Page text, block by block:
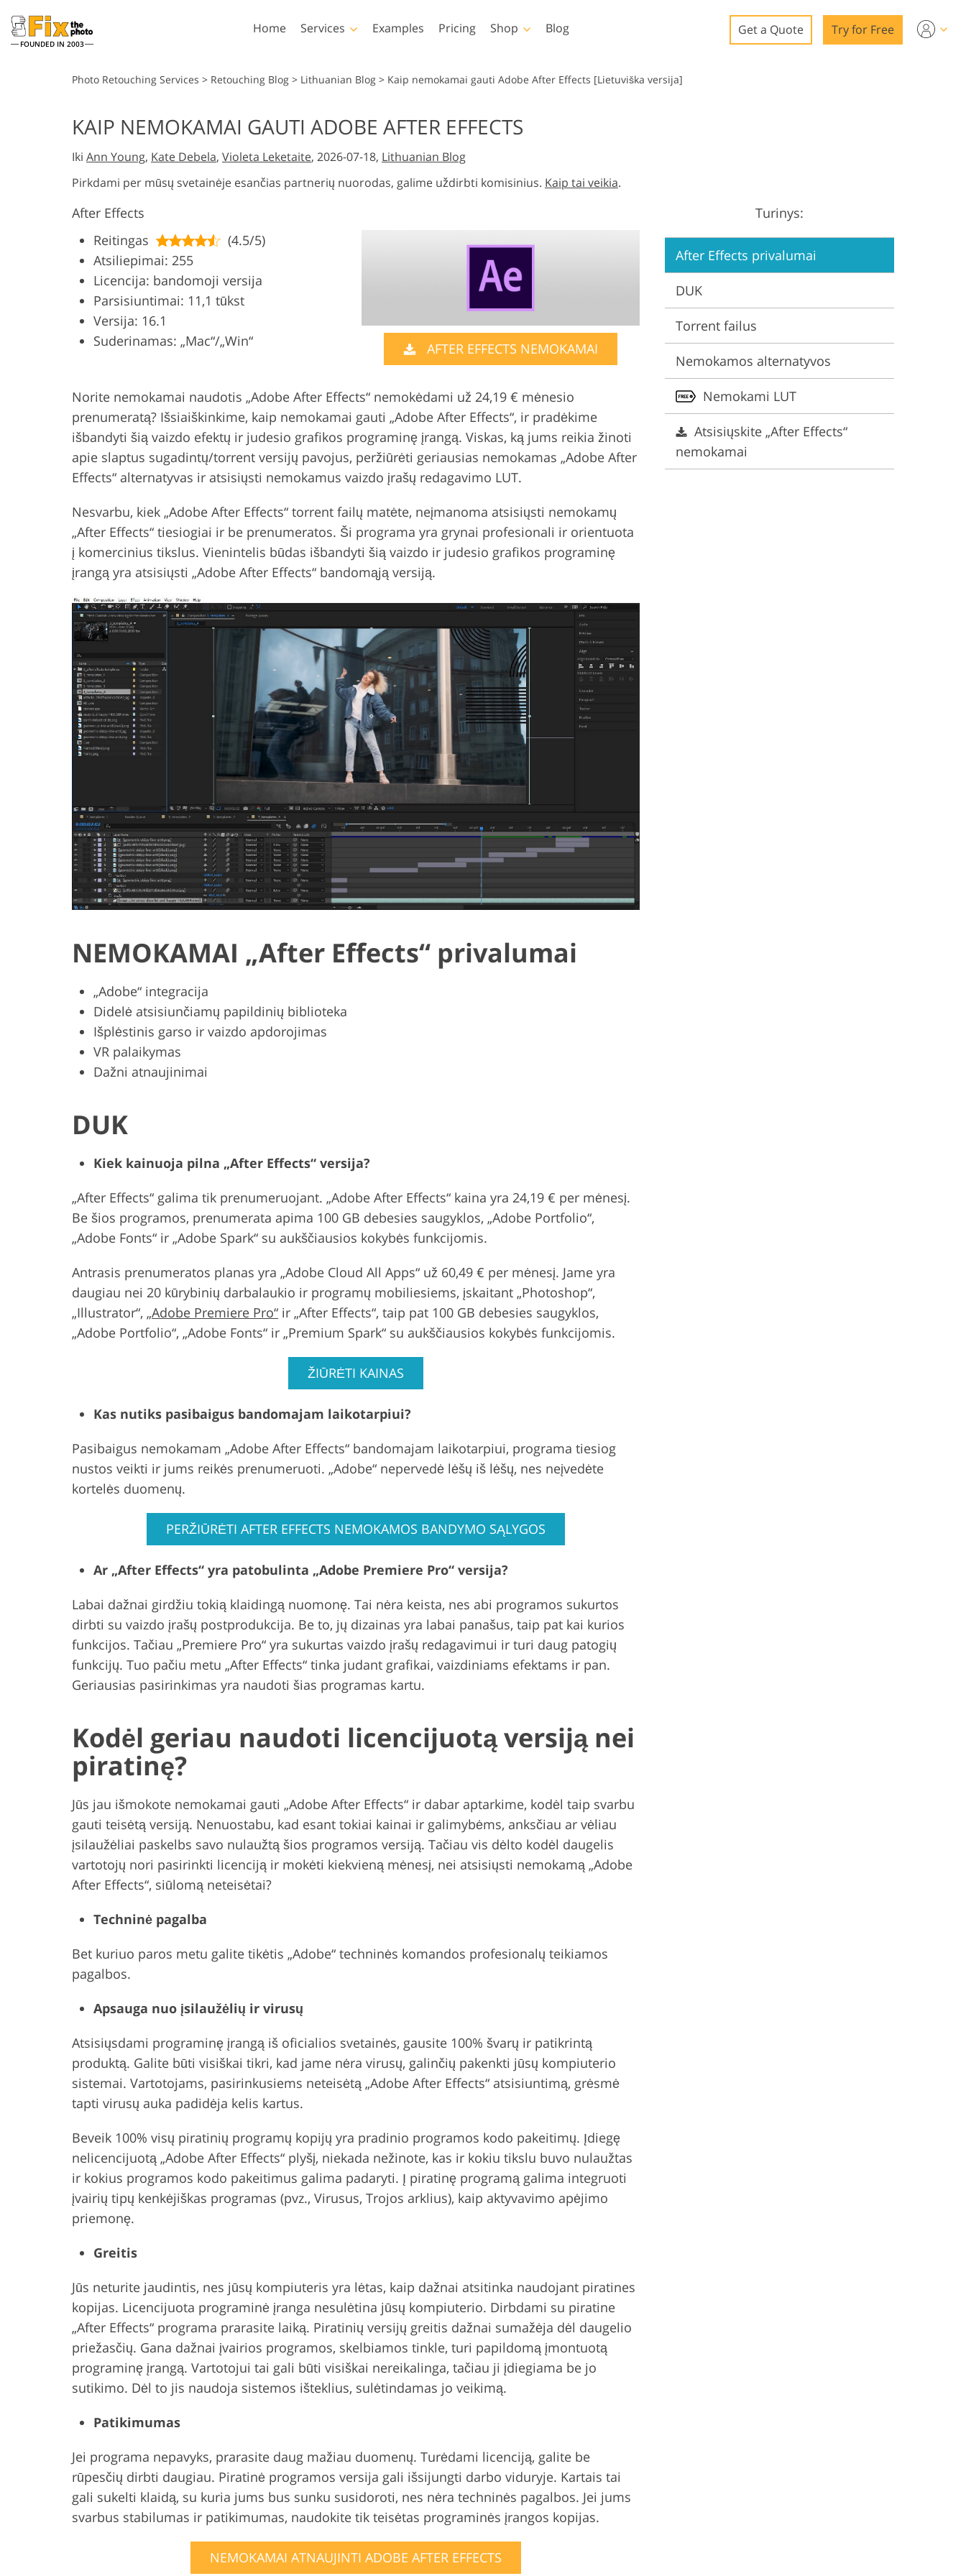
FOUNDED IN 2003
Home Services
Wedding Photo Editing Photo Manipulation
Product Photo Editing AI Training Data Video Editing Services
Examples Pricing Shop
Lightroom
Lightroom Presets
Entire LR Preset
Collections
Mobile Collection
Photoshop
Photoshop Actions
Photoshop Brushes
Photoshop Overlays
Photoshop Textures
Templates
All Templates
Marketing Templates
Valentine’s Day Cards
Wedding Invitations
Video
Blog Get a Quote Try for Free
Photo Retouching Services > Retouching Blog > Lithuanian Blog > Kaip nemokamai gauti Adobe After Effects [Lietuviška versija]
KAIP NEMOKAMAI GAUTI ADOBE AFTER EFFECTS
Iki Ann Young, Kate Debela, Violeta Leketaite, 2026-07-18, Lithuanian Blog
Pirkdami per mūsų svetainėje esančias partnerių nuorodas, galime uždirbti komisinius. Kaip tai veikia.
After Effects
Reitingas
(4.5/5)
Atsiliepimai: 255
Licencija: bandomoji versija
Parsisiuntimai: 11,1 tūkst
Versija: 16.1
Suderinamas: „Mac“/„Win“
AFTER EFFECTS NEMOKAMAI
Norite nemokamai naudotis „Adobe After Effects“ nemokėdami už 24,19 € mėnesio
prenumeratą? Išsiaiškinkime, kaip nemokamai gauti „Adobe After Effects“, ir pradėkime
išbandyti šią vaizdo efektų ir judesio grafikos programinę įrangą. Viskas, ką jums reikia žinoti
apie slaptus sugadintų/torrent versijų pavojus, peržiūrėti geriausias nemokamas „Adobe After
Effects“ alternatyvas ir atsisiųsti nemokamus vaizdo įrašų redagavimo LUT.
Nesvarbu, kiek „Adobe After Effects“ torrent failų matėte, neįmanoma atsisiųsti nemokamų
„After Effects“ tiesiogiai ir be prenumeratos. Ši programa yra grynai profesionali ir orientuota
į komercinius tikslus. Vienintelis būdas išbandyti šią vaizdo ir judesio grafikos programinę
įrangą yra atsisiųsti „Adobe After Effects“ bandomąją versiją.
NEMOKAMAI „After Effects“ privalumai
„Adobe“ integracija
Didelė atsisiunčiamų papildinių biblioteka
Išplėstinis garso ir vaizdo apdorojimas
VR palaikymas
Dažni atnaujinimai
DUK
Kiek kainuoja pilna „After Effects“ versija?
„After Effects“ galima tik prenumeruojant. „Adobe After Effects“ kaina yra 24,19 € per mėnesį.
Be šios programos, prenumerata apima 100 GB debesies saugyklos, „Adobe Portfolio“,
„Adobe Fonts“ ir „Adobe Spark“ su aukščiausios kokybės funkcijomis.
Antrasis prenumeratos planas yra „Adobe Cloud All Apps“ už 60,49 € per mėnesį. Jame yra
daugiau nei 20 kūrybinių darbalaukio ir programų mobiliesiems, įskaitant „Photoshop“,
„Illustrator“, „Adobe Premiere Pro“ ir „After Effects“, taip pat 100 GB debesies saugyklos,
„Adobe Portfolio“, „Adobe Fonts“ ir „Premium Spark“ su aukščiausios kokybės funkcijomis.
ŽIŪRĖTI KAINAS
Kas nutiks pasibaigus bandomajam laikotarpiui?
Pasibaigus nemokamam „Adobe After Effects“ bandomajam laikotarpiui, programa tiesiog
nustos veikti ir jums reikės prenumeruoti. „Adobe“ nepervedė lėšų iš lėšų, nes neįvedėte
kortelės duomenų.
PERŽIŪRĖTI AFTER EFFECTS NEMOKAMOS BANDYMO SĄLYGOS
Ar „After Effects“ yra patobulinta „Adobe Premiere Pro“ versija?
Labai dažnai girdžiu tokią klaidingą nuomonę. Tai nėra keista, nes abi programos sukurtos
dirbti su vaizdo įrašų postprodukcija. Be to, jų dizainas yra labai panašus, taip pat kai kurios
funkcijos. Tačiau „Premiere Pro“ yra sukurtas vaizdo įrašų redagavimui ir turi daug patogių
funkcijų. Tuo pačiu metu „After Effects“ tinka judant grafikai, vaizdiniams efektams ir pan.
Geriausias pasirinkimas yra naudoti šias programas kartu.
Kodėl geriau naudoti licencijuotą versiją nei
piratinę?
Jūs jau išmokote nemokamai gauti „Adobe After Effects“ ir dabar aptarkime, kodėl taip svarbu
gauti teisėtą versiją. Nenuostabu, kad esant tokiai kainai ir galimybėms, anksčiau ar vėliau
įsilaužėliai paskelbs savo nulaužtą šios programos versiją. Tačiau vis dėlto kodėl daugelis
vartotojų nori pasirinkti licenciją ir mokėti kiekvieną mėnesį, nei atsisiųsti nemokamą „Adobe
After Effects“, siūlomą neteisėtai?
Techninė pagalba
Bet kuriuo paros metu galite tikėtis „Adobe“ techninės komandos profesionalų teikiamos
pagalbos.
Apsauga nuo įsilaužėlių ir virusų
Atsisiųsdami programinę įrangą iš oficialios svetainės, gausite 100% švarų ir patikrintą
produktą. Galite būti visiškai tikri, kad jame nėra virusų, galinčių pakenkti jūsų kompiuterio
sistemai. Vartotojams, pasirinkusiems neteisėtą „Adobe After Effects“ atsisiuntimą, grėsmė
tapti virusų auka padidėja kelis kartus.
Beveik 100% visų piratinių programų kopijų yra pradinio programos kodo pakeitimų. Įdiegę
nelicencijuotą „Adobe After Effects“ plyšį, niekada nežinote, kas ir kokiu tikslu buvo nulaužtas
ir kokius programos kodo pakeitimus galima padaryti. Į piratinę programą galima integruoti
įvairių tipų kenkėjiškas programas (pvz., Virusus, Trojos arklius), kaip aktyvavimo apėjimo
priemonę.
Greitis
Jūs neturite jaudintis, nes jūsų kompiuteris yra lėtas, kaip dažnai atsitinka naudojant piratines
kopijas. Licencijuota programinė įranga nesulėtina jūsų kompiuterio. Dirbdami su piratine
„After Effects“ programa prarasite laiką. Piratinių versijų greitis dažnai sumažėja dėl daugelio
priežasčių. Gana dažnai įvairios programos, skelbiamos tinkle, turi papildomą įmontuotą
programinę įrangą. Vartotojui tai gali būti visiškai nereikalinga, tačiau ji įdiegiama be jo
sutikimo. Dėl to jis naudoja sistemos išteklius, sulėtindamas jo veikimą.
Patikimumas
Jei programa nepavyks, prarasite daug mažiau duomenų. Turėdami licenciją, galite be
rūpesčių dirbti daugiau. Piratinė programos versija gali išsijungti darbo viduryje. Kartais tai
gali sukelti klaidą, su kuria jums bus sunku susidoroti, nes nėra techninės pagalbos. Jei jums
svarbus stabilumas ir patikimumas, naudokite tik teisėtas programinės įrangos kopijas.
NEMOKAMAI ATNAUJINTI ADOBE AFTER EFFECTS
Turinys:
After Effects privalumai
DUK
Torrent failus
Nemokamos alternatyvos
Nemokami LUT
Atsisiųskite „After Effects“
nemokamai